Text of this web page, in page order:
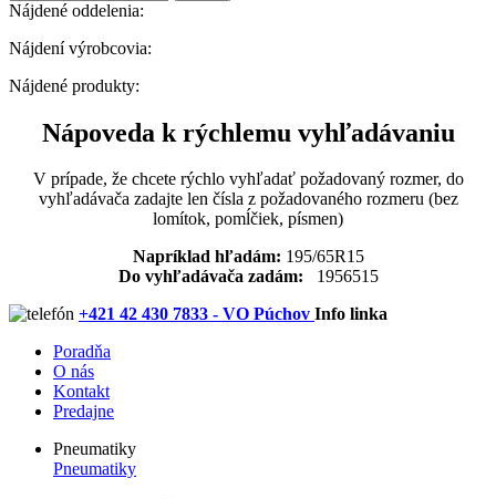
Nájdené oddelenia:
Nájdení výrobcovia:
Nájdené produkty:
Nápoveda k rýchlemu vyhľadávaniu
V prípade, že chcete rýchlo vyhľadať požadovaný rozmer, do
vyhľadávača zadajte len čísla z požadovaného rozmeru (bez
lomítok, pomĺčiek, písmen)
Napríklad hľadám: 195/65R15
Do vyhľadávača zadám: 1956515
+421 42 430 7833 - VO Púchov Info linka
Poradňa
O nás
Kontakt
Predajne
Pneumatiky
Pneumatiky